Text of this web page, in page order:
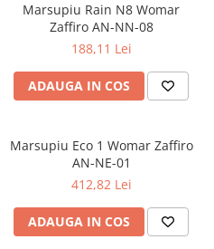
Marsupiu Rain N8 Womar
Zaffiro AN-NN-08
188,11 Lei
ADAUGA IN COS
Marsupiu Eco 1 Womar Zaffiro
AN-NE-01
412,82 Lei
ADAUGA IN COS